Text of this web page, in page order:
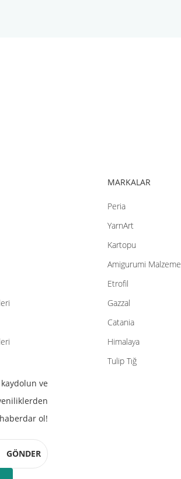
MARKALAR
Peria
YarnArt
Kartopu
Amigurumi Malzeme
Etrofil
Gazzal
Catania
Himalaya
Tulip Tığ
ve
haberdar ol!
GÖNDER